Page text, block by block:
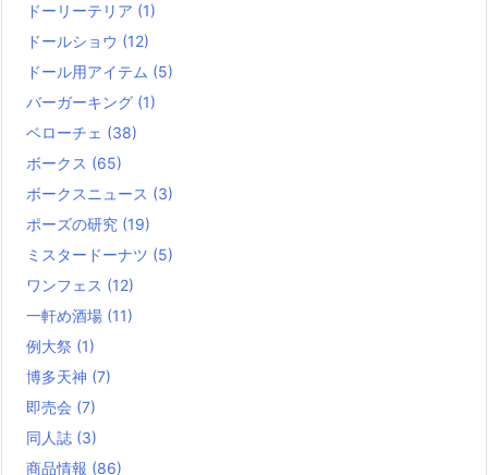
ドーリーテリア (1)
ドールショウ (12)
ドール用アイテム (5)
バーガーキング (1)
ベローチェ (38)
ボークス (65)
ボークスニュース (3)
ポーズの研究 (19)
ミスタードーナツ (5)
ワンフェス (12)
一軒め酒場 (11)
例大祭 (1)
博多天神 (7)
即売会 (7)
同人誌 (3)
商品情報 (86)